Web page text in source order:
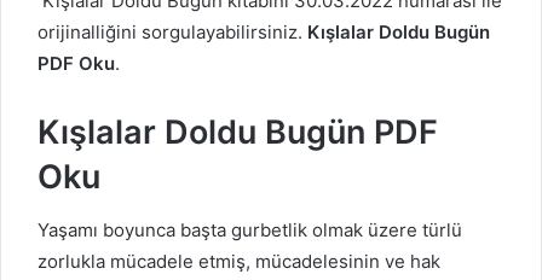
orijinalliğini sorgulayabilirsiniz. Kışlalar Doldu Bugün
PDF Oku.
Kışlalar Doldu Bugün PDF
Oku
Yaşamı boyunca başta gurbetlik olmak üzere türlü
zorlukla mücadele etmiş, mücadelesinin ve hak